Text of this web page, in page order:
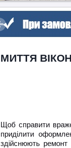
МИТТЯ
Щоб справити
приділити
здійснюють